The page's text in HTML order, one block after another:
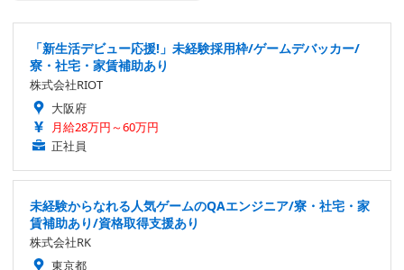
「新生活デビュー応援!」未経験採用枠/ゲームデバッカー/
寮・社宅・家賃補助あり
株式会社RIOT
大阪府
月給28万円～60万円
正社員
未経験からなれる人気ゲームのQAエンジニア/寮・社宅・家
賃補助あり/資格取得支援あり
株式会社RK
東京都